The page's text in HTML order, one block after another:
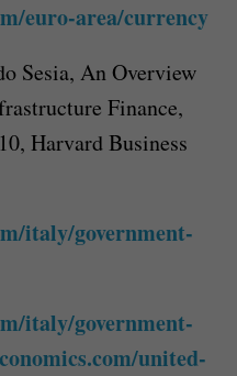
euro-area/currency
Sesia, An Overview
Finance,
Harvard Business
italy/government-
italy/government-
united-